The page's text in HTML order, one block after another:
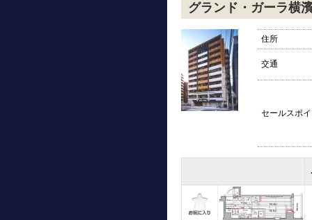
グランド・ガーラ横
住所
交通
セールスポ